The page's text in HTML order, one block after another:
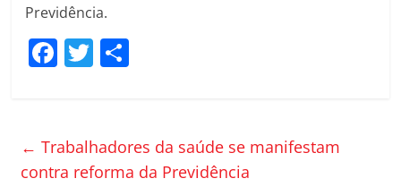
Previdência.
F
e
b
T
er p
ar
← Trabalhadores da saúde se manifestam
contra reforma da Previdência